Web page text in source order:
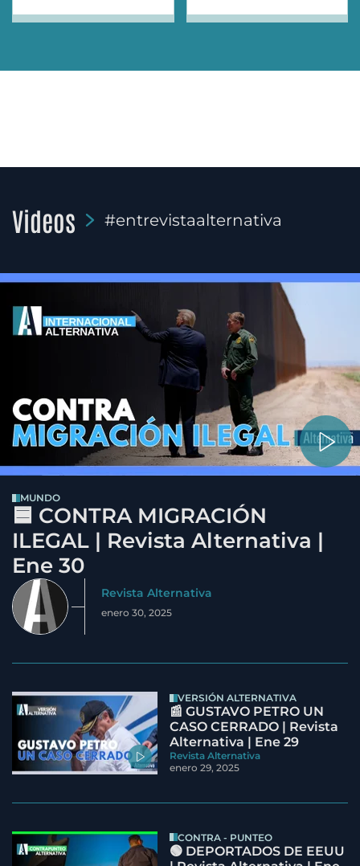
Videos #entrevistaalternativa
MUNDO
🟦 CONTRA MIGRACIÓN
ILEGAL | Revista Alternativa |
Ene 30
Revista Alternativa
enero 30, 2025
VERSIÓN ALTERNATIVA
📰 GUSTAVO PETRO UN
CASO CERRADO | Revista
Alternativa | Ene 29
Revista Alternativa
enero 29, 2025
CONTRA - PUNTEO
🟢 DEPORTADOS DE EEUU